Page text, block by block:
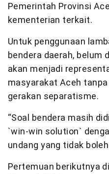
Pemerintah Provinsi
kementerian terkait.
Untuk penggunaan
bendera daerah, belum
akan menjadi
masyarakat Aceh
gerakan separatisme.
“Soal bendera masih
`win-win solution`
undang yang tidak
Pertemuan berikutnya